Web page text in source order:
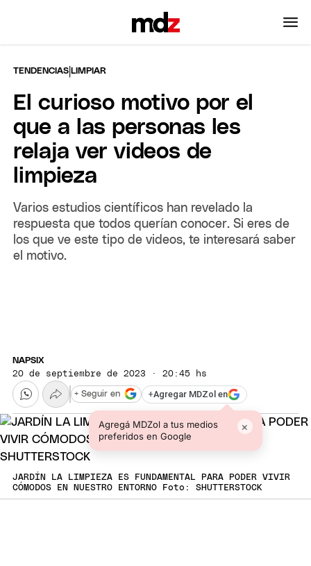
TENDENCIAS |LIMPIAR
El curioso motivo por el
que a las personas les
relaja ver videos de
limpieza
Varios estudios científicos han revelado la
respuesta que todos querían conocer. Si eres de
los que ve este tipo de videos, te interesará saber
el motivo.
NAPSIX
20 de septiembre de 2023 · 20:45 hs
+Agregar MDZol en
Agregá MDZol a tus medios
preferidos en Google
×
+ Seguir en
JARDÍN LA LIMPIEZA ES FUNDAMENTAL PARA PODER VIVIR
CÓMODOS EN NUESTRO ENTORNO Foto: SHUTTERSTOCK